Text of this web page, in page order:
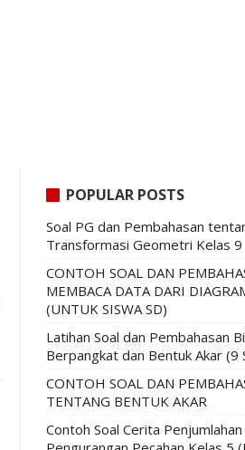
POPULAR POSTS
Soal PG dan Pembahasan
Transformasi Geometri Kelas 9
CONTOH SOAL DAN
MEMBACA DATA DARI
(UNTUK SISWA SD)
Latihan Soal dan Pembahasan
Berpangkat dan Bentuk Akar (9
CONTOH SOAL DAN
TENTANG BENTUK AKAR
Contoh Soal Cerita Penjumlahan